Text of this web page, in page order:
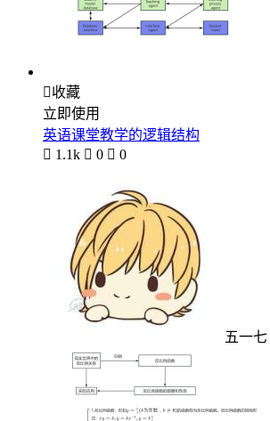
收藏
立即使用
英语课堂教学的逻辑结构
 1.1k  0  0
五一七